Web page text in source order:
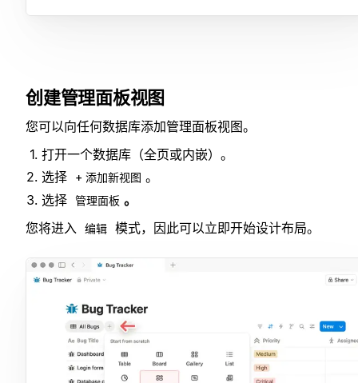
创建管理面板视图
您可以向任何数据库添加管理面板视图。
打开一个数据库（全页或内嵌）。
选择
+ 添加新视图 。
选择 管理面板 。
您将进入
编辑 模式，因此可以立即开始设计布局。